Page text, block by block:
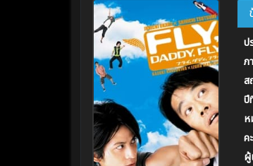
ป
ภ
ส
ปี
ค
ผู้